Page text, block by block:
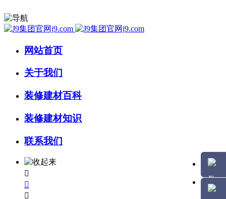
网站首页
关于我们
装修建材百科
装修建材知识
联系我们


